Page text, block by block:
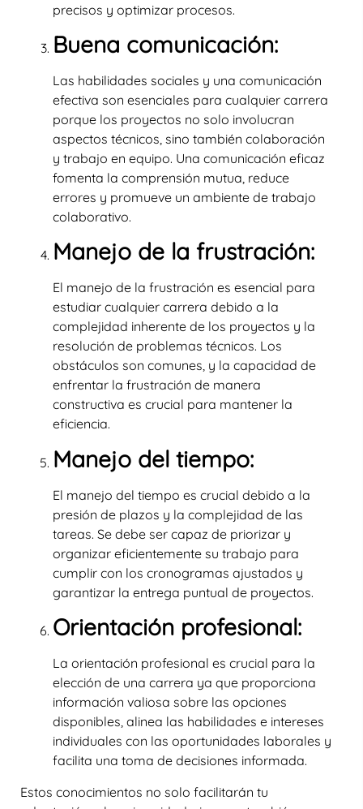
precisos y optimizar procesos.
Buena comunicación:
Las habilidades sociales y una comunicación
efectiva son esenciales para cualquier carrera
porque los proyectos no solo involucran
aspectos técnicos, sino también colaboración
y trabajo en equipo. Una comunicación eficaz
fomenta la comprensión mutua, reduce
errores y promueve un ambiente de trabajo
colaborativo.
Manejo de la frustración:
El manejo de la frustración es esencial para
estudiar cualquier carrera debido a la
complejidad inherente de los proyectos y la
resolución de problemas técnicos. Los
obstáculos son comunes, y la capacidad de
enfrentar la frustración de manera
constructiva es crucial para mantener la
eficiencia.
Manejo del tiempo:
El manejo del tiempo es crucial debido a la
presión de plazos y la complejidad de las
tareas. Se debe ser capaz de priorizar y
organizar eficientemente su trabajo para
cumplir con los cronogramas ajustados y
garantizar la entrega puntual de proyectos.
Orientación profesional:
La orientación profesional es crucial para la
elección de una carrera ya que proporciona
información valiosa sobre las opciones
disponibles, alinea las habilidades e intereses
individuales con las oportunidades laborales y
facilita una toma de decisiones informada.
Estos conocimientos no solo facilitarán tu